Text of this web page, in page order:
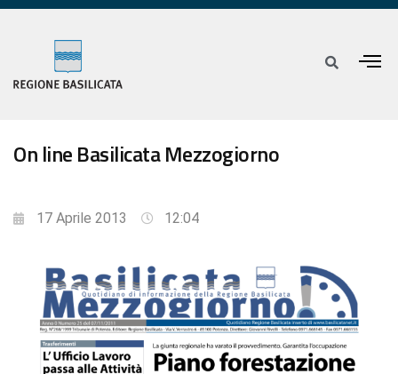
On line Basilicata Mezzogiorno
17 Aprile 2013 12:04